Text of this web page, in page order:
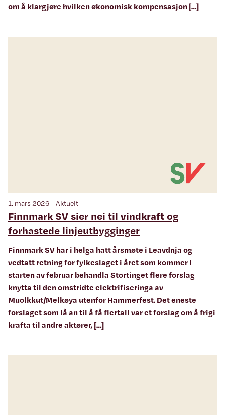
om å klargjøre hvilken økonomisk kompensasjon […]
1. mars 2026 – Aktuelt
Finnmark SV sier nei til vindkraft og
forhastede linjeutbygginger
Finnmark SV har i helga hatt årsmøte i Leavdnja og
vedtatt retning for fylkeslaget i året som kommer I
starten av februar behandla Stortinget flere forslag
knytta til den omstridte elektrifiseringa av
Muolkkut/Melkøya utenfor Hammerfest. Det eneste
forslaget som lå an til å få flertall var et forslag om å frigi
krafta til andre aktører, […]